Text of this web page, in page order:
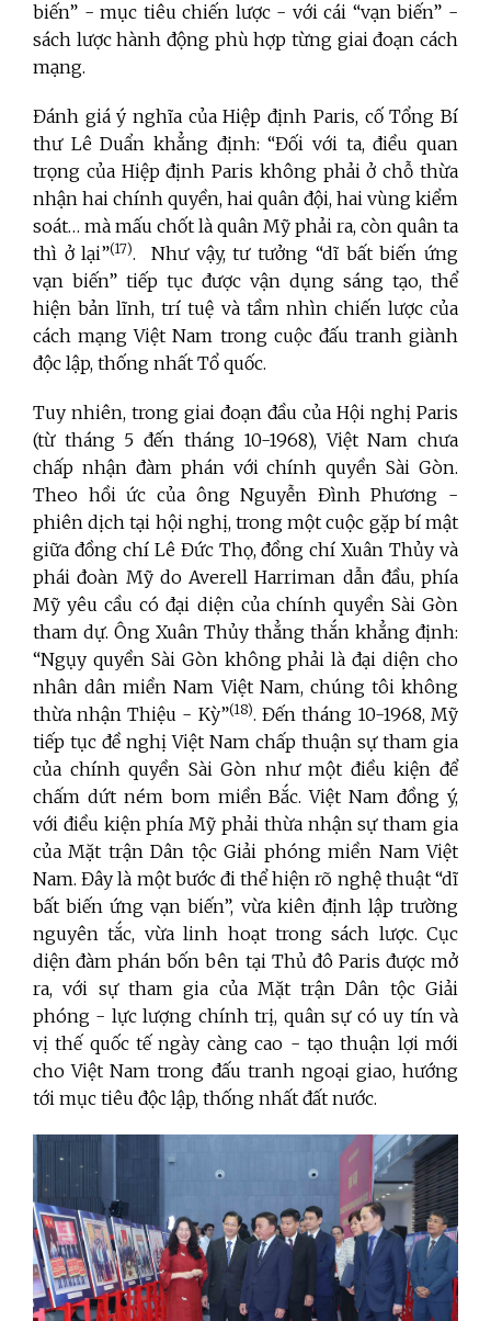
biến” - mục tiêu chiến lược - với cái “vạn biến” -
sách lược hành động phù hợp từng giai đoạn cách
mạng.
Đánh giá ý nghĩa của Hiệp định Paris, cố Tổng Bí
thư Lê Duẩn khẳng định: “Đối với ta, điều quan
trọng của Hiệp định Paris không phải ở chỗ thừa
nhận hai chính quyền, hai quân đội, hai vùng kiểm
soát… mà mấu chốt là quân Mỹ phải ra, còn quân ta
thì ở lại”(17).
Như vậy, tư tưởng “dĩ bất biến ứng
vạn biến” tiếp tục được vận dụng sáng tạo, thể
hiện bản lĩnh, trí tuệ và tầm nhìn chiến lược của
cách mạng Việt Nam trong cuộc đấu tranh giành
độc lập, thống nhất Tổ quốc.
Tuy nhiên, trong giai đoạn đầu của Hội nghị Paris
(từ tháng 5 đến tháng 10-1968), Việt Nam chưa
chấp nhận đàm phán với chính quyền Sài Gòn.
Theo hồi ức của ông Nguyễn Đình Phương -
phiên dịch tại hội nghị, trong một cuộc gặp bí mật
giữa đồng chí Lê Đức Thọ, đồng chí Xuân Thủy và
phái đoàn Mỹ do Averell Harriman dẫn đầu, phía
Mỹ yêu cầu có đại diện của chính quyền Sài Gòn
tham dự. Ông Xuân Thủy thẳng thắn khẳng định:
“Ngụy quyền Sài Gòn không phải là đại diện cho
nhân dân miền Nam Việt Nam, chúng tôi không
thừa nhận Thiệu - Kỳ”(18). Đến tháng 10-1968, Mỹ
tiếp tục đề nghị Việt Nam chấp thuận sự tham gia
của chính quyền Sài Gòn như một điều kiện để
chấm dứt ném bom miền Bắc. Việt Nam đồng ý,
với điều kiện phía Mỹ phải thừa nhận sự tham gia
của Mặt trận Dân tộc Giải phóng miền Nam Việt
Nam. Đây là một bước đi thể hiện rõ nghệ thuật “dĩ
bất biến ứng vạn biến”, vừa kiên định lập trường
nguyên tắc, vừa linh hoạt trong sách lược. Cục
diện đàm phán bốn bên tại Thủ đô Paris được mở
ra, với sự tham gia của Mặt trận Dân tộc Giải
phóng - lực lượng chính trị, quân sự có uy tín và
vị thế quốc tế ngày càng cao - tạo thuận lợi mới
cho Việt Nam trong đấu tranh ngoại giao, hướng
tới mục tiêu độc lập, thống nhất đất nước.